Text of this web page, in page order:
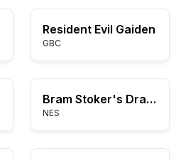
Resident Evil Gaiden
GBC
Bram Stoker's Dracula (Europe)
NES